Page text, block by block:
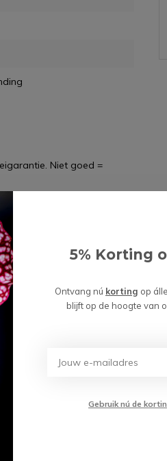
Niet goed =
"Palu" -
5% Korting
Ontvang nú korting op
blijft op de hoogte van
Gebruik nú de